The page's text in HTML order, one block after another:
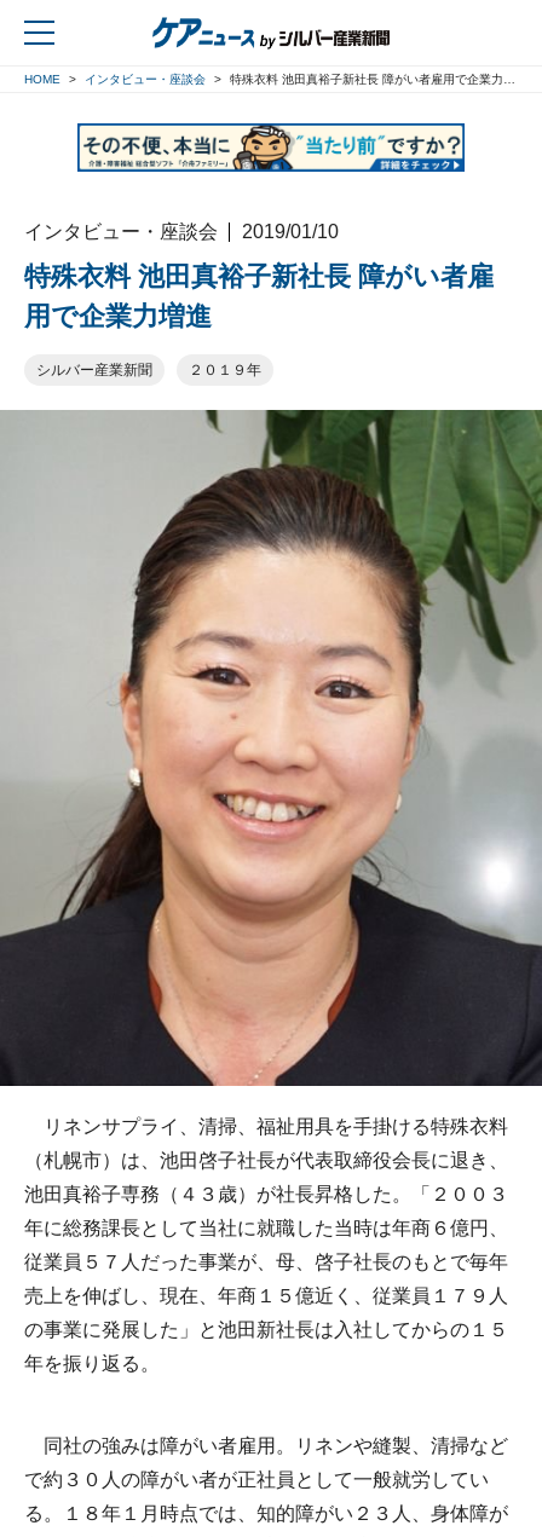
HOME インタビュー・座談会 特殊衣料 池田真裕子新社長 障がい者雇用で企業力増進
インタビュー・座談会 2019/01/10
特殊衣料 池田真裕子新社長 障がい者雇
用で企業力増進
シルバー産業新聞 ２０１９年
リネンサプライ、清掃、福祉用具を手掛ける特殊衣料
（札幌市）は、池田啓子社長が代表取締役会長に退き、
池田真裕子専務（４３歳）が社長昇格した。「２００３
年に総務課長として当社に就職した当時は年商６億円、
従業員５７人だった事業が、母、啓子社長のもとで毎年
売上を伸ばし、現在、年商１５億近く、従業員１７９人
の事業に発展した」と池田新社長は入社してからの１５
年を振り返る。
同社の強みは障がい者雇用。リネンや縫製、清掃など
で約３０人の障がい者が正社員として一般就労してい
る。１８年１月時点では、知的障がい２３人、身体障が